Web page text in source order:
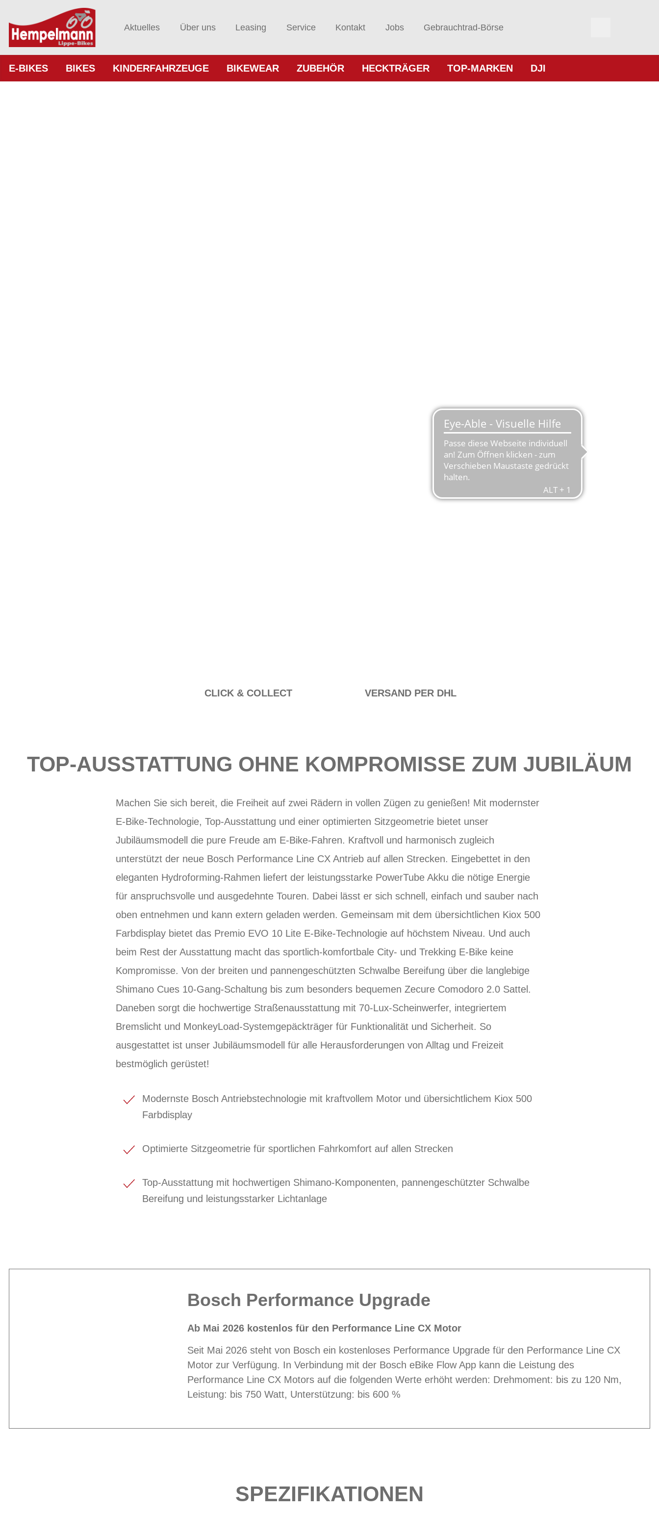
Aktuelles Über uns Leasing Service Kontakt Jobs Gebrauchtrad-Börse
E-BIKES BIKES KINDERFAHRZEUGE BIKEWEAR ZUBEHÖR HECKTRÄGER TOP-MARKEN DJI
CLICK & COLLECT VERSAND PER DHL
TOP-AUSSTATTUNG OHNE KOMPROMISSE ZUM JUBILÄUM
Machen Sie sich bereit, die Freiheit auf zwei Rädern in vollen Zügen zu genießen! Mit modernster
E-Bike-Technologie, Top-Ausstattung und einer optimierten Sitzgeometrie bietet unser
Jubiläumsmodell die pure Freude am E-Bike-Fahren. Kraftvoll und harmonisch zugleich
unterstützt der neue Bosch Performance Line CX Antrieb auf allen Strecken. Eingebettet in den
eleganten Hydroforming-Rahmen liefert der leistungsstarke PowerTube Akku die nötige Energie
für anspruchsvolle und ausgedehnte Touren. Dabei lässt er sich schnell, einfach und sauber nach
oben entnehmen und kann extern geladen werden. Gemeinsam mit dem übersichtlichen Kiox 500
Farbdisplay bietet das Premio EVO 10 Lite E-Bike-Technologie auf höchstem Niveau. Und auch
beim Rest der Ausstattung macht das sportlich-komfortbale City- und Trekking E-Bike keine
Kompromisse. Von der breiten und pannengeschützten Schwalbe Bereifung über die langlebige
Shimano Cues 10-Gang-Schaltung bis zum besonders bequemen Zecure Comodoro 2.0 Sattel.
Daneben sorgt die hochwertige Straßenausstattung mit 70-Lux-Scheinwerfer, integriertem
Bremslicht und MonkeyLoad-Systemgepäckträger für Funktionalität und Sicherheit. So
ausgestattet ist unser Jubiläumsmodell für alle Herausforderungen von Alltag und Freizeit
bestmöglich gerüstet!
Modernste Bosch Antriebstechnologie mit kraftvollem Motor und übersichtlichem Kiox 500
Farbdisplay
Optimierte Sitzgeometrie für sportlichen Fahrkomfort auf allen Strecken
Top-Ausstattung mit hochwertigen Shimano-Komponenten, pannengeschützter Schwalbe
Bereifung und leistungsstarker Lichtanlage
Bosch Performance Upgrade
Ab Mai 2026 kostenlos für den Performance Line CX Motor
Seit Mai 2026 steht von Bosch ein kostenloses Performance Upgrade für den Performance Line CX
Motor zur Verfügung. In Verbindung mit der Bosch eBike Flow App kann die Leistung des
Performance Line CX Motors auf die folgenden Werte erhöht werden: Drehmoment: bis zu 120 Nm,
Leistung: bis 750 Watt, Unterstützung: bis 600 %
SPEZIFIKATIONEN